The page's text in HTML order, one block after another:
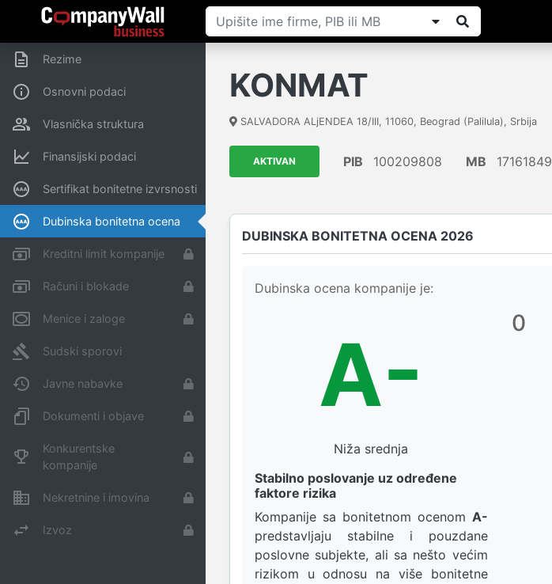
Rezime
Osnovni podaci
Vlasnička struktura
Finansijski podaci
Sertifikat bonitetne izvrsnosti
Dubinska bonitetna ocena
Kreditni limit kompanije
Računi i blokade
Menice i zaloge
Sudski sporovi
Javne nabavke
Dokumenti i objave
Konkurentske
kompanije
Nekretnine i imovina
Izvoz
KONMAT
SALVADORA ALjENDEA 18/III, 11060, Beograd (Palilula), Srbija
AKTIVAN PIB 100209808 MB 17161849
DUBINSKA BONITETNA OCENA 2026
Dubinska ocena kompanije je:
A-
Niža srednja
Stabilno poslovanje uz određene
faktore rizika
Kompanije sa bonitetnom ocenom A-
predstavljaju stabilne i pouzdane
poslovne subjekte, ali sa nešto većim
rizikom u odnosu na više bonitetne
0